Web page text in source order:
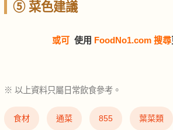
⑤ 菜色建議
或可 使用 FoodNo1.com 搜尋
※ 以上資料只屬日常飲食參考。
食材 通菜 855 葉菜類